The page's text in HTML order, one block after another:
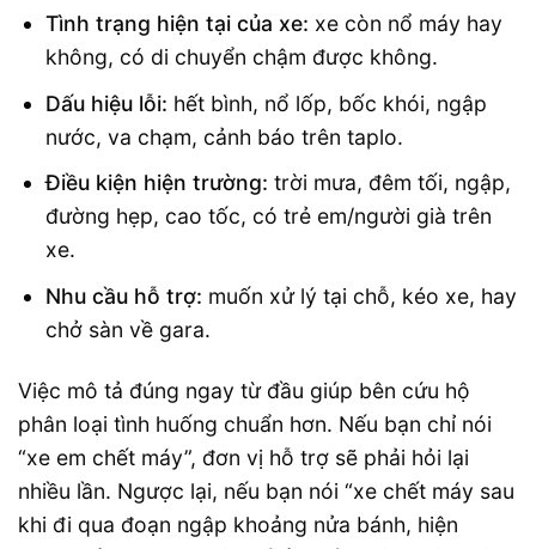
Tình trạng hiện tại của xe: xe còn nổ máy hay
không, có di chuyển chậm được không.
Dấu hiệu lỗi: hết bình, nổ lốp, bốc khói, ngập
nước, va chạm, cảnh báo trên taplo.
Điều kiện hiện trường: trời mưa, đêm tối, ngập,
đường hẹp, cao tốc, có trẻ em/người già trên
xe.
Nhu cầu hỗ trợ: muốn xử lý tại chỗ, kéo xe, hay
chở sàn về gara.
Việc mô tả đúng ngay từ đầu giúp bên cứu hộ
phân loại tình huống chuẩn hơn. Nếu bạn chỉ nói
“xe em chết máy”, đơn vị hỗ trợ sẽ phải hỏi lại
nhiều lần. Ngược lại, nếu bạn nói “xe chết máy sau
khi đi qua đoạn ngập khoảng nửa bánh, hiện